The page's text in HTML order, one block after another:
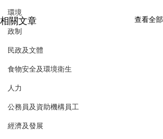
環境
政制
民政及文體
食物安全及環境衛生
人力
公務員及資助機構員工
經濟及發展
相關文章 查看全部